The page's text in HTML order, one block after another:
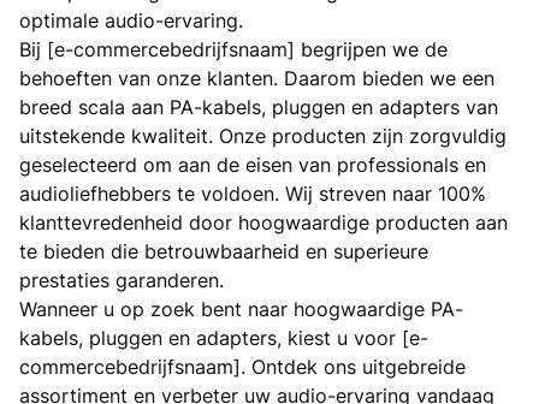
optimale audio-ervaring.
Bij [e-commercebedrijfsnaam] begrijpen we de
behoeften van onze klanten. Daarom bieden we een
breed scala aan PA-kabels, pluggen en adapters van
uitstekende kwaliteit. Onze producten zijn zorgvuldig
geselecteerd om aan de eisen van professionals en
audioliefhebbers te voldoen. Wij streven naar 100%
klanttevredenheid door hoogwaardige producten aan
te bieden die betrouwbaarheid en superieure
prestaties garanderen.
Wanneer u op zoek bent naar hoogwaardige PA-
kabels, pluggen en adapters, kiest u voor [e-
commercebedrijfsnaam]. Ontdek ons uitgebreide
assortiment en verbeter uw audio-ervaring vandaag